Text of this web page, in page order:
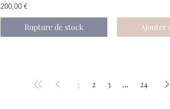
Prix
200,00 €
Rupture de stock Ajouter
1 2 3 ... 24